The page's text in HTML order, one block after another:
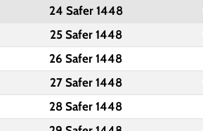
24 Safer 1448
25 Safer 1448
26 Safer 1448
27 Safer 1448
28 Safer 1448